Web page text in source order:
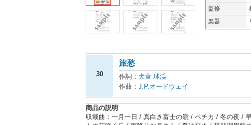
監修
楽器
30
旅愁
作詞： 犬童 球渓
作曲： J.P.オードウェイ
商品の説明
収載曲：一月一日 / 真白き富士の嶺 / ペチカ / 冬の夜 /